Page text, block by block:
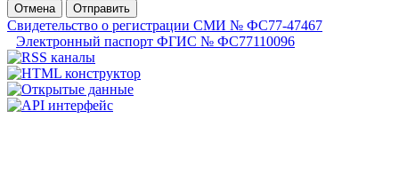
Отмена
Отправить
Свидетельство о регистрации СМИ № ФС77-47467
Электронный паспорт ФГИС № ФС77110096